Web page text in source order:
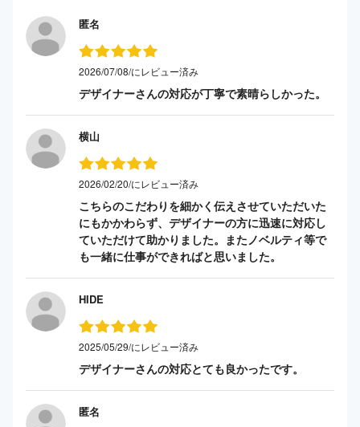
匿名
2026/07/08/にレビュー済み
デザイナーさんの対応が丁寧で素晴らしかった。
横山
2026/02/20/にレビュー済み
こちらのこだわりを細かく伝えさせていただいた
にもかかわらず、デザイナーの方に迅速に対応し
ていただけて助かりました。またノベルティ等で
も一緒に仕事ができればと思いました。
HIDE
2025/05/29/にレビュー済み
デザイナーさんの対応とても良かったです。
匿名